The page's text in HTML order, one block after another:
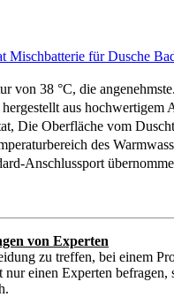
Mischbatterie für Dusche
von 38 °C, die
aus hochwertigem
Die Oberfläche vom
des
Anschlussport
von Experten
zu treffen, bei einem
einen Experten